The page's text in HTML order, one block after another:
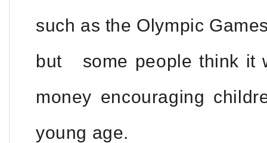
such as the Olympic
but some people think it
money encouraging
young age.